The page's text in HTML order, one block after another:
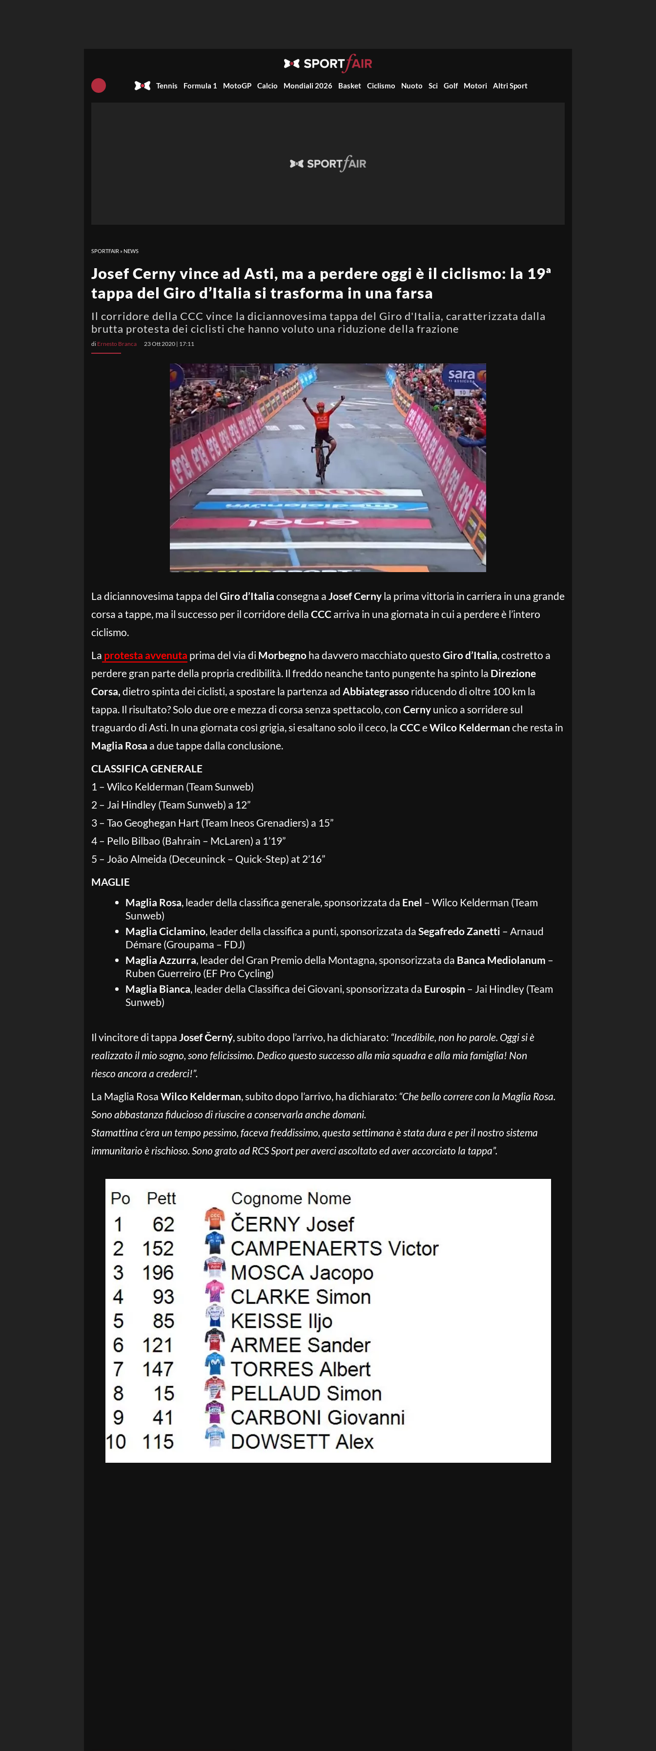
Tennis Formula 1 MotoGP Calcio Mondiali 2026 Basket Ciclismo Nuoto Sci Golf Motori Altri Sport
SPORTFAIR » NEWS
Josef Cerny vince ad Asti, ma a perdere oggi è il ciclismo: la 19ª
tappa del Giro d’Italia si trasforma in una farsa
Il corridore della CCC vince la diciannovesima tappa del Giro d'Italia, caratterizzata dalla
brutta protesta dei ciclisti che hanno voluto una riduzione della frazione
di Ernesto Branca 23 Ott 2020 | 17:11
La diciannovesima tappa del Giro d’Italia consegna a Josef Cerny la prima vittoria in carriera in una grande
corsa a tappe, ma il successo per il corridore della CCC arriva in una giornata in cui a perdere è l’intero
ciclismo.
La protesta avvenuta prima del via di Morbegno ha davvero macchiato questo Giro d’Italia, costretto a
perdere gran parte della propria credibilità. Il freddo neanche tanto pungente ha spinto la Direzione
Corsa, dietro spinta dei ciclisti, a spostare la partenza ad Abbiategrasso riducendo di oltre 100 km la
tappa. Il risultato? Solo due ore e mezza di corsa senza spettacolo, con Cerny unico a sorridere sul
traguardo di Asti. In una giornata così grigia, si esaltano solo il ceco, la CCCeWilco Kelderman che resta in
Maglia Rosa a due tappe dalla conclusione.
CLASSIFICA GENERALE
1 – Wilco Kelderman (Team Sunweb)
2 – Jai Hindley (Team Sunweb) a 12”
3 – Tao Geoghegan Hart (Team Ineos Grenadiers) a 15”
4 – Pello Bilbao (Bahrain – McLaren) a 1’19”
5 – João Almeida (Deceuninck – Quick-Step) at 2’16”
MAGLIE
Maglia Rosa, leader della classifica generale, sponsorizzata da Enel – Wilco Kelderman (Team
Sunweb)
Maglia Ciclamino, leader della classifica a punti, sponsorizzata da Segafredo Zanetti – Arnaud
Démare (Groupama – FDJ)
Maglia Azzurra, leader del Gran Premio della Montagna, sponsorizzata da Banca Mediolanum –
Ruben Guerreiro (EF Pro Cycling)
Maglia Bianca, leader della Classifica dei Giovani, sponsorizzata da Eurospin – Jai Hindley (Team
Sunweb)
Il vincitore di tappa Josef Černý, subito dopo l’arrivo, ha dichiarato: “Incedibile, non ho parole. Oggi si è
realizzato il mio sogno, sono felicissimo. Dedico questo successo alla mia squadra e alla mia famiglia! Non
riesco ancora a crederci!”.
La Maglia Rosa Wilco Kelderman, subito dopo l’arrivo, ha dichiarato: “Che bello correre con la Maglia Rosa.
Sono abbastanza fiducioso di riuscire a conservarla anche domani.
Stamattina c’era un tempo pessimo, faceva freddissimo, questa settimana è stata dura e per il nostro sistema
immunitario è rischioso. Sono grato ad RCS Sport per averci ascoltato ed aver accorciato la tappa”.